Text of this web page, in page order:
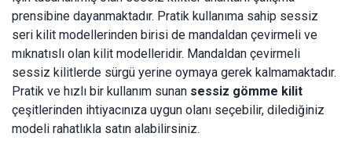
prensibine dayanmaktadır. Pratik kullanıma sahip sessiz
seri kilit modellerinden birisi de mandaldan çevirmeli ve
mıknatıslı olan kilit modelleridir. Mandaldan çevirmeli
sessiz kilitlerde sürgü yerine oymaya gerek kalmamaktadır.
Pratik ve hızlı bir kullanım sunan sessiz gömme kilit
çeşitlerinden ihtiyacınıza uygun olanı seçebilir, dilediğiniz
modeli rahatlıkla satın alabilirsiniz.